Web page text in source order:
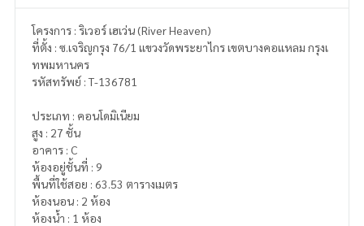
โครงการ : ริเวอร์ เฮเว่น (River Heaven)
ที่ตั้ง : ซ.เจริญกรุง 76/1 แขวงวัดพระยาไกร เขตบางคอแหลม กรุงเ
ทพมหานคร
รหัสทรัพย์ : T-136781
ประเภท : คอนโดมิเนียม
สูง : 27 ชั้น
อาคาร : C
ห้องอยู่ชั้นที่ : 9
พื้นที่ใช้สอย : 63.53 ตารางเมตร
ห้องนอน : 2 ห้อง
ห้องน้ำ : 1 ห้อง